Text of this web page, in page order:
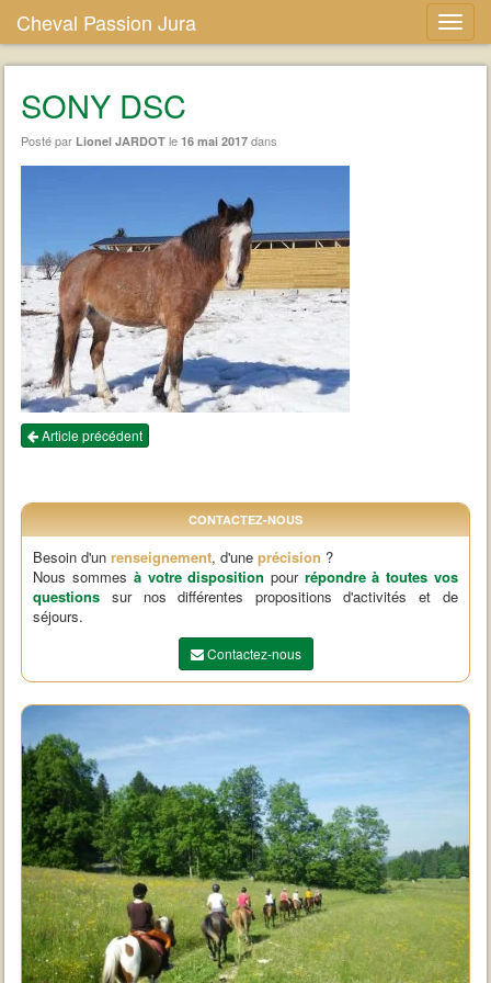
Cheval Passion Jura
SONY DSC
Posté par Lionel JARDOT le16 mai 2017 dans
Article précédent
CONTACTEZ-NOUS
Besoin d'unrenseignement, d'uneprécision ?
Nous sommes à votre disposition pour répondre à toutes vos
questions sur nos différentes propositions d'activités et de
séjours.
Contactez-nous